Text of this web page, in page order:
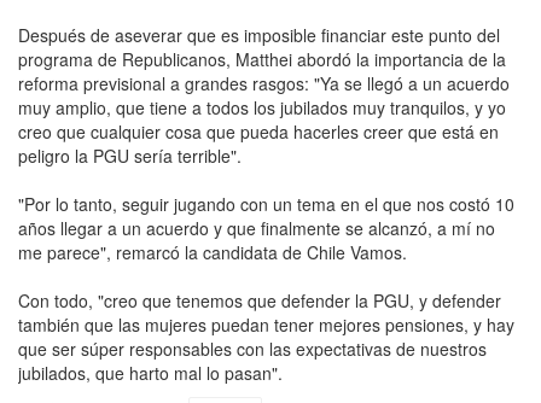
Después de aseverar que es imposible financiar este punto del
programa de Republicanos, Matthei abordó la importancia de la
reforma previsional a grandes rasgos: "Ya se llegó a un acuerdo
muy amplio, que tiene a todos los jubilados muy tranquilos, y yo
creo que cualquier cosa que pueda hacerles creer que está en
peligro la PGU sería terrible".
"Por lo tanto, seguir jugando con un tema en el que nos costó 10
años llegar a un acuerdo y que finalmente se alcanzó, a mí no
me parece", remarcó la candidata de Chile Vamos.
Con todo, "creo que tenemos que defender la PGU, y defender
también que las mujeres puedan tener mejores pensiones, y hay
que ser súper responsables con las expectativas de nuestros
jubilados, que harto mal lo pasan".